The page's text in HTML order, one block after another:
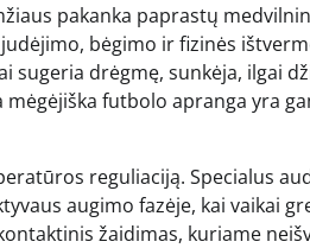
pakanka paprastų
bėgimo ir fizinės
sugeria drėgmę, sunkėja, ilgai
futbolo apranga yra
reguliaciją. Specialus
augimo fazėje, kai vaikai
žaidimas, kuriame